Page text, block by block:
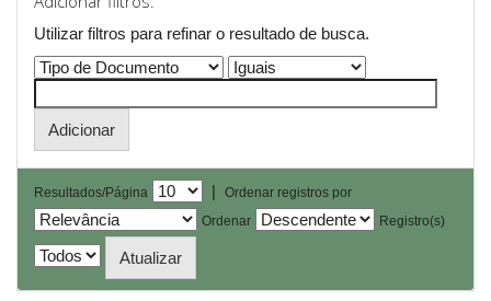
Utilizar filtros para refinar o resultado de busca.
Resultados/Página |
Ordenar registros por
Ordenar
Registro(s)